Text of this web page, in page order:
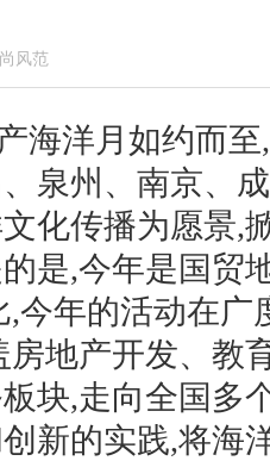
风范
海洋月如约而
、泉州、南京、
化传播为愿景,
是,今年是国贸
今年的活动在广
房地产开发、教
块,走向全国多
新的实践,将海